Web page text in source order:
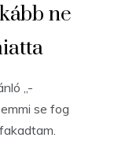
ne
„-
se fog